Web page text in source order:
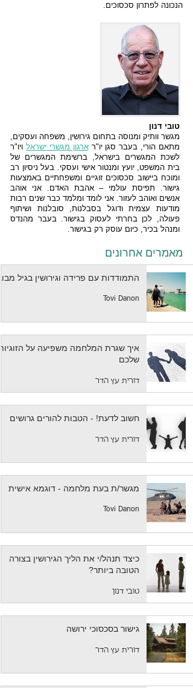
הנכונה לפתרון סכסוכים.
טובי דנון
מגשר וותיק ומנוסה בתחום גירושין, משפחה ועסקים,
מתאם הורי, בעבר סגן יו"רארגון מגשרי ישראל ויו"ר
לשכת המגשרים בישראל, ברשימת המגשרים של
בית המשפט, יועץ ומנטור אישי ועסקי. בעל ניסיון רב
ומוכח ביישוב סכסוכים זוגיים ומשפחתיים באמצעות
גישור. תפיסת עולמי – אהבת האדם. אני אוהב
אנשים ואוהב לעזור. אני לומד ומלמד כבר שנים רבות
מודעות עצמית ודוגל בסבלנות, סובלנות ושיתוף
פעולה, לכן בחרתי לעסוק בגישור. בעבר מהנדס
ומנהל בכיר, כיום עוסק רק בגישור.
מאמרים אחרונים
התמודדות עם פרידה וגירושין בגיל
Tovi Danon
איך שגרת המלחמה משפיעה על
שלכם
דורית עץ הדר
חשוב לדעת! - הטבות להורים גרושים
דורית עץ הדר
מגשר/ת בעת מלחמה - דוגמא אישית
Tovi Danon
כיצד תנהל/י את הליך הגירושין בצורה
הטובה ביותר?
טובי דנון
גישור בסכסוכי ירושה
דורית עץ הדר